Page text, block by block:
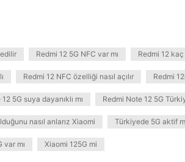
Redmi 12 5G NFC var mı Redmi 12 kaç
Redmi 12 NFC özelliği nasıl açılır Redmi
5G suya dayanıklı mı Redmi Note 12 5G
nasıl anlarız Xiaomi Türkiyede 5G aktif
var mı Xiaomi 125G mi